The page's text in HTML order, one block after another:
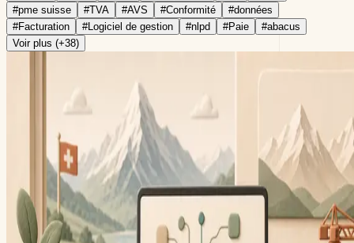
#pme suisse #TVA #AVS #Conformité #données
#Facturation #Logiciel de gestion #nlpd #Paie #abacus
Voir plus (+38)